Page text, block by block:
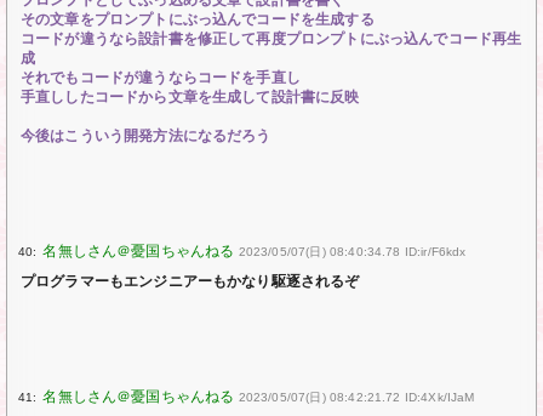
その文章をプロンプトにぶっ込んでコードを生成する
コードが違うなら設計書を修正して再度プロンプトにぶっ込んでコード再生
成
それでもコードが違うならコードを手直し
手直ししたコードから文章を生成して設計書に反映
今後はこういう開発方法になるだろう
40: 2023/05/07(日) 08:40:34.78 ID:ir/F6kdx
プログラマーもエンジニアーもかなり駆逐されるぞ
41: 2023/05/07(日) 08:42:21.72 ID:4Xk/IJaM